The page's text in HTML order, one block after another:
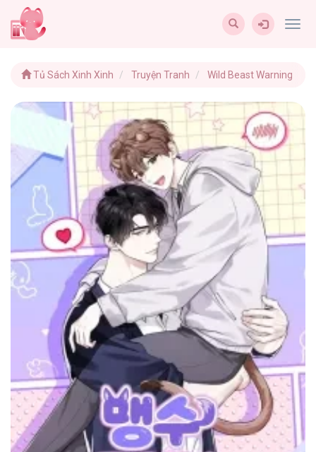
Tủ Sách Xinh Xinh Truyện Tranh Wild Beast Warning